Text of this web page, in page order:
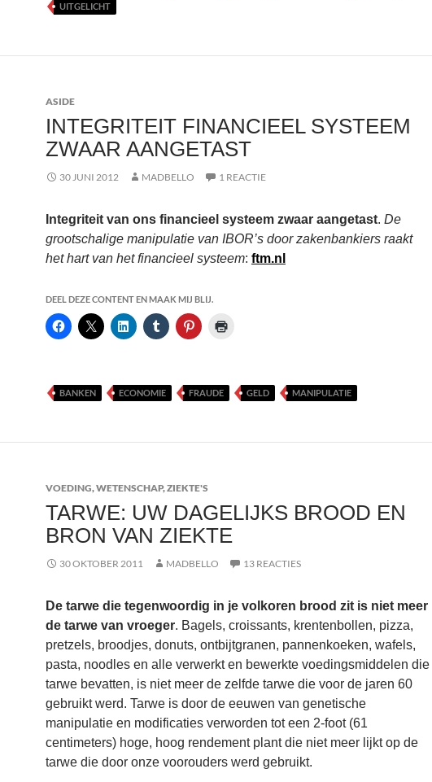
UITGELICHT
ASIDE
INTEGRITEIT FINANCIEEL SYSTEEM
ZWAAR AANGETAST
30 JUNI 2012 MADBELLO 1 REACTIE
Integriteit van ons financieel systeem zwaar aangetast. De
grootschalige manipulatie van IBOR’s door zakenbankiers raakt
het hart van het financieel systeem: ftm.nl
DEEL DEZE CONTENT EN MAAK MIJ BLIJ.
BANKEN ECONOMIE FRAUDE GELD MANIPULATIE
VOEDING,WETENSCHAP,ZIEKTE'S
TARWE: UW DAGELIJKS BROOD EN
BRON VAN ZIEKTE
30 OKTOBER 2011 MADBELLO 13 REACTIES
De tarwe die tegenwoordig in je volkoren brood zit is niet meer
de tarwe van vroeger. Bagels, croissants, krentenbollen, pizza,
pretzels, broodjes, donuts, ontbijtgranen, pannenkoeken, wafels,
pasta, noodles en alle verwerkt en bewerkte voedingsmiddelen die
tarwe bevatten, is niet meer de zelfde tarwe die voor de jaren 60
gebruikt werd. Tarwe is door de eeuwen van genetische
manipulatie en modificaties verworden tot een 2-foot (61
centimeters) hoge, hoog rendement plant die niet meer lijkt op de
tarwe die door onze voorouders werd gebruikt.